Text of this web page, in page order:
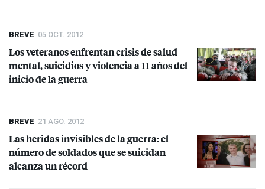
BREVE 05 OCT. 2012
Los veteranos enfrentan crisis de salud
mental, suicidios y violencia a 11 años del
inicio de la guerra
BREVE 21 AGO. 2012
Las heridas invisibles de la guerra: el
número de soldados que se suicidan
alcanza un récord